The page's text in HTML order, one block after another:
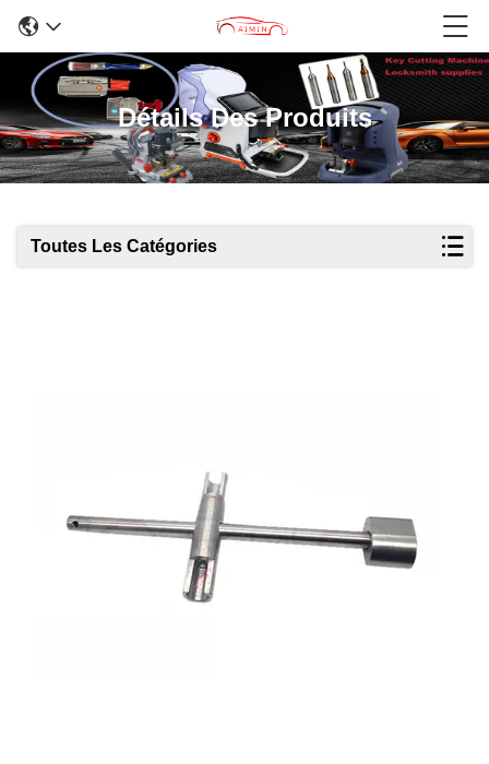
Détails Des Produits
Toutes Les Catégories